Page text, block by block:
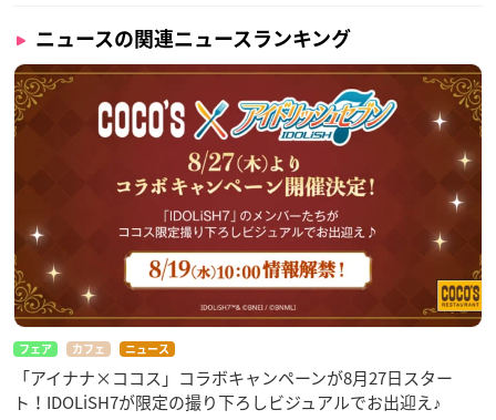
ニュースの関連ニュースランキング
フェア カフェ ニュース
「アイナナ×ココス」コラボキャンペーンが8月27日スター
ト！IDOLiSH7が限定の撮り下ろしビジュアルでお出迎え♪